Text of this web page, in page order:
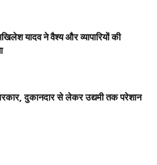
यादव ने वैश्य और व्यापारियों की
सरकार, दुकानदार से लेकर उद्यमी तक परेशान